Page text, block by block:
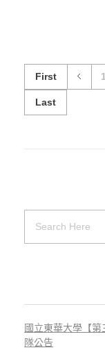
First 1
Last
國立東華大學【
隊公告